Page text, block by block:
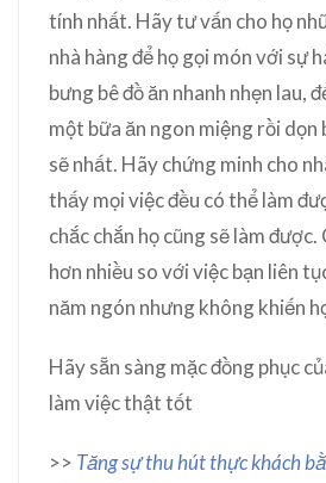
tính nhất. Hãy tư vấn cho họ
nhà hàng để họ gọi món với sự
bưng bê đồ ăn nhanh nhẹn lau,
một bữa ăn ngon miệng rồi dọn
sẽ nhất. Hãy chứng minh cho
thấy mọi việc đều có thể làm
chắc chắn họ cũng sẽ làm
hơn nhiều so với việc bạn liên
năm ngón nhưng không khiến
Hãy sẵn sàng mặc đồng phục
làm việc thật tốt
>> Tăng sự thu hút thực khách